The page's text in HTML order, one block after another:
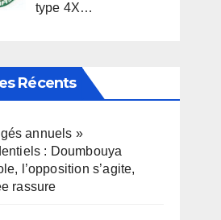
type 4X…
Récents
annuels »
: Doumbouya
l’opposition s’agite,
rassure